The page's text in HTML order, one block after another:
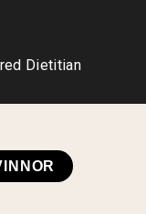
Dietitian